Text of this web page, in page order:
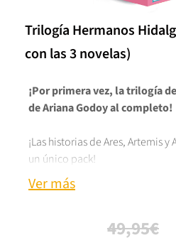
Trilogía Hermanos
con las 3 novelas)
¡Por primera vez, la trilogía
de Ariana Godoy al completo!
¡Las historias de Ares, Artemis
un único pack!
Raquel lleva toda la vida loca
ventana y es que, muy a su
Ver más
49,95€